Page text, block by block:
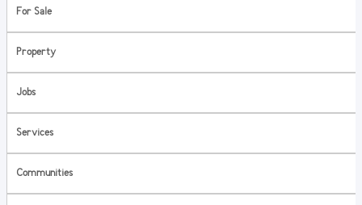
For Sale
Property
Jobs
Services
Communities